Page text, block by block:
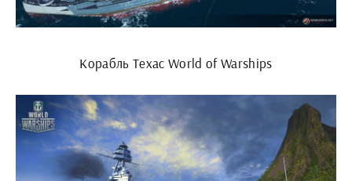
Корабль Техас World of Warships